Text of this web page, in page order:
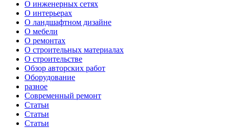
О инженерных сетях
О интерьерах
О ландшафтном дизайне
О мебели
О ремонтах
О строительных материалах
О строительстве
Обзор авторских работ
Оборудование
разное
Современный ремонт
Статьи
Статьи
Статьи